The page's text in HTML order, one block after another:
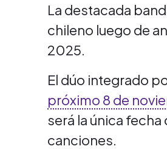
La destacada
chileno luego de
2025.
El dúo integrado
próximo 8 de
será la única
canciones.